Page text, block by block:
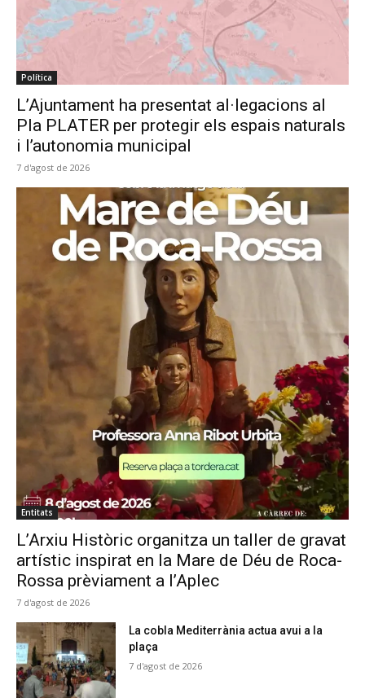
Política
L’Ajuntament ha presentat al·legacions al
Pla PLATER per protegir els espais naturals
i l’autonomia municipal
7 d'agost de 2026
Entitats
L’Arxiu Històric organitza un taller de gravat
artístic inspirat en la Mare de Déu de Roca-
Rossa prèviament a l’Aplec
7 d'agost de 2026
La cobla Mediterrània actua avui a la
plaça
7 d'agost de 2026